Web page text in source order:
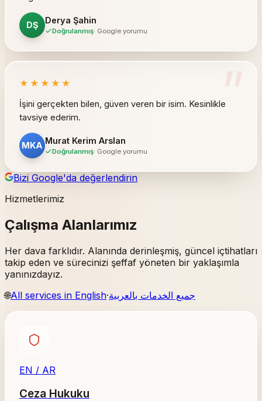
DŞ Derya Şahin
Doğrulanmış· Google yorumu
”
★★★★★
İşini gerçekten bilen, güven veren bir isim. Kesinlikle
tavsiye ederim.
MKA Murat Kerim Arslan
Doğrulanmış· Google yorumu
Bizi Google'da değerlendirin
Hizmetlerimiz
Çalışma Alanlarımız
Her dava farklıdır. Alanında derinleşmiş, güncel içtihatları
takip eden ve sürecinizi şeffaf yöneten bir yaklaşımla
yanınızdayız.
🌐All services in English·جميع الخدمات بالعربية
EN / AR
Ceza Hukuku